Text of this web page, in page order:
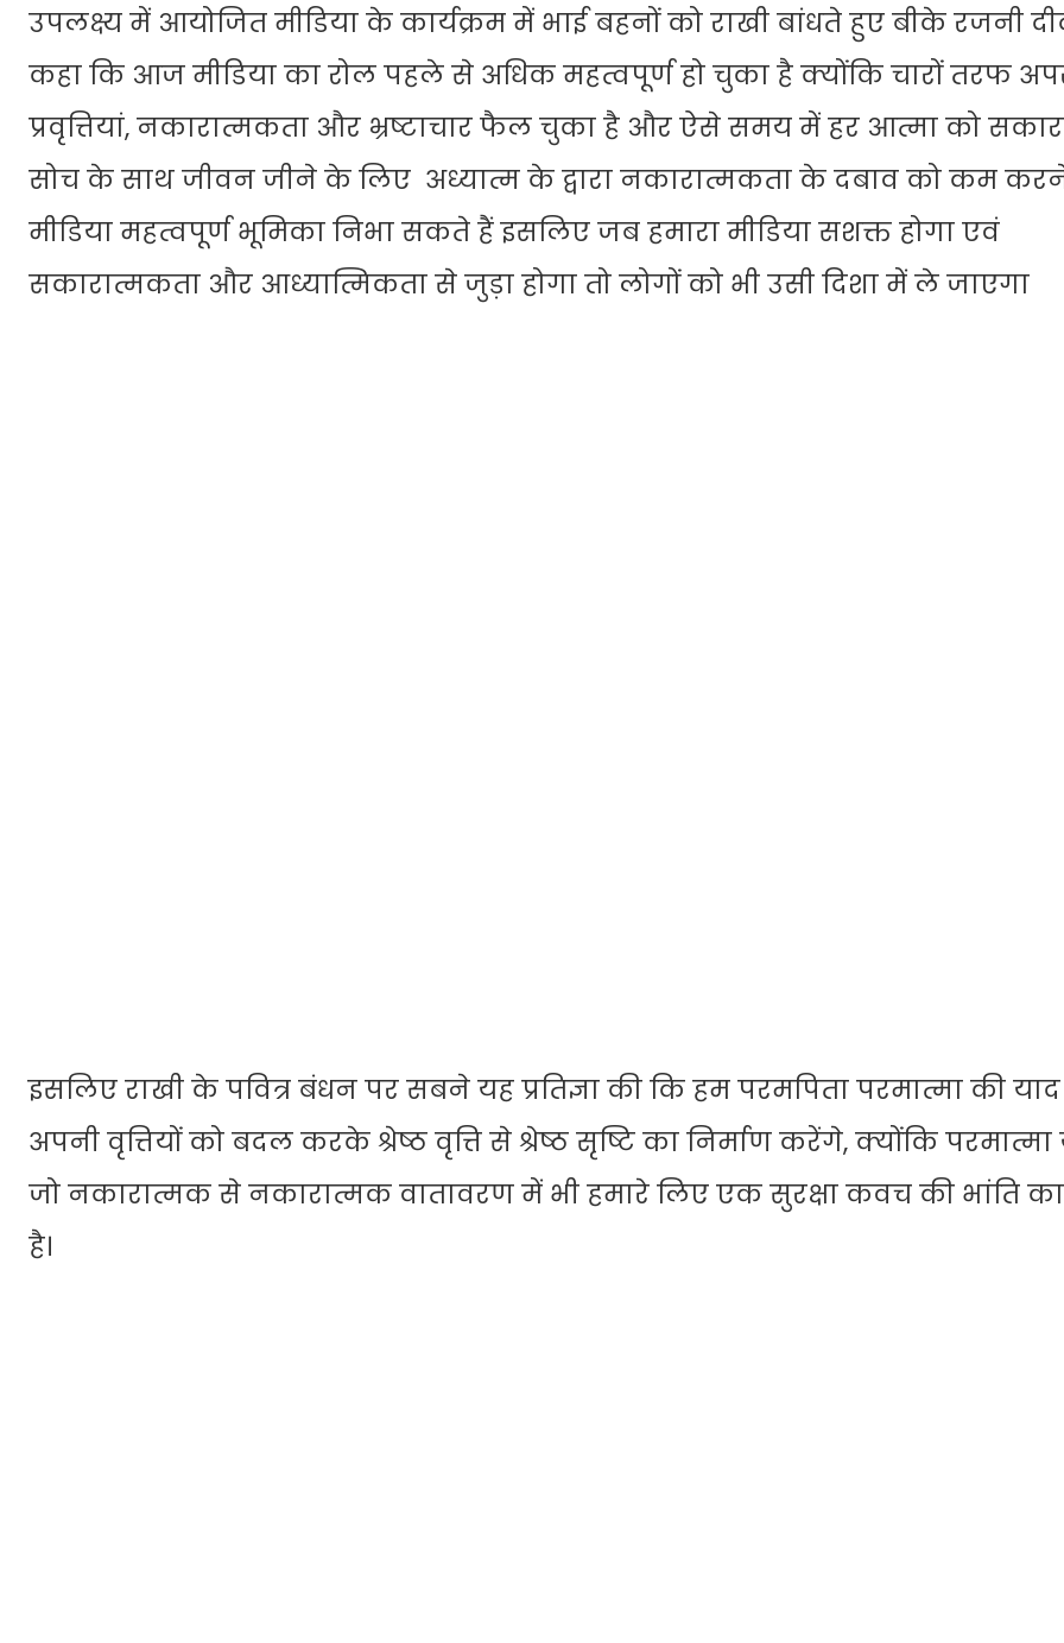
उपलक्ष्य में आयोजित मीडिया के कार्यक्रम में भाई बहनों को राखी बांधते हुए बीके रजनी
कहा कि आज मीडिया का रोल पहले से अधिक महत्वपूर्ण हो चुका है क्योंकि चारों तरफ
प्रवृत्तियां, नकारात्मकता और भ्रष्टाचार फैल चुका है और ऐसे समय में हर आत्मा को
सोच के साथ जीवन जीने के लिए अध्यात्म के द्वारा नकारात्मकता के दबाव को कम
मीडिया महत्वपूर्ण भूमिका निभा सकते हैं इसलिए जब हमारा मीडिया सशक्त होगा एवं
सकारात्मकता और आध्यात्मिकता से जुड़ा होगा तो लोगों को भी उसी दिशा में ले जाएगा
इसलिए राखी के पवित्र बंधन पर सबने यह प्रतिज्ञा की कि हम परमपिता परमात्मा की
अपनी वृत्तियों को बदल करके श्रेष्ठ वृत्ति से श्रेष्ठ सृष्टि का निर्माण करेंगे, क्योंकि परमात्मा
जो नकारात्मक से नकारात्मक वातावरण में भी हमारे लिए एक सुरक्षा कवच की भांति
है।